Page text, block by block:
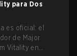
para Dos
es oficial: el
de Major
Vitality en